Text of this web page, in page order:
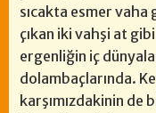
sıcakta esmer
çıkan iki vahşi at
ergenliğin iç
dolambaçlarında.
karşımızdakinin de